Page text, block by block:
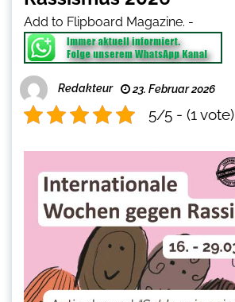
Add to Flipboard Magazine. -
Redakteur 23. Februar 2026
5/5 - (1 vote)